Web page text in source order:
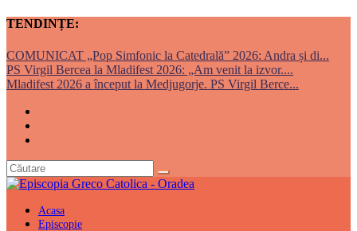
TENDINȚE:
COMUNICAT „Pop Simfonic la Catedrală” 2026: Andra și di...
PS Virgil Bercea la Mladifest 2026: „Am venit la izvor....
Mladifest 2026 a început la Medjugorje. PS Virgil Berce...
Acasa
Episcopie